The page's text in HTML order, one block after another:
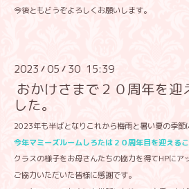
今後ともどうぞよろしくお願いします。
2023 /05 / 30 15:39
おかけさまで２０周年を迎
した。
2023年も半ばとなりこれから梅雨と暑い夏の季節
今年マミーズルームしろたは２０周年目を迎えるこ
クラスの様子をお母さんたちの協力を得てHPにア
ご協力いただいた皆様に感謝です。